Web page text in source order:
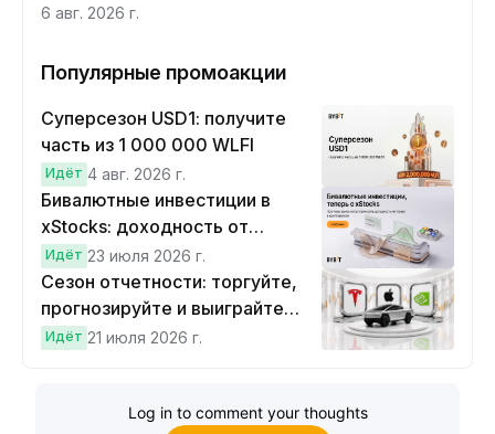
6 авг. 2026 г.
Популярные промоакции
Суперсезон USD1: получите
часть из 1 000 000 WLFI
Идёт 4 авг. 2026 г.
Бивалютные инвестиции в
xStocks: доходность от
прогнозов
Идёт 23 июля 2026 г.
Сезон отчетности: торгуйте,
прогнозируйте и выиграйте
Cybertruck!
Идёт 21 июля 2026 г.
Log in to comment your thoughts